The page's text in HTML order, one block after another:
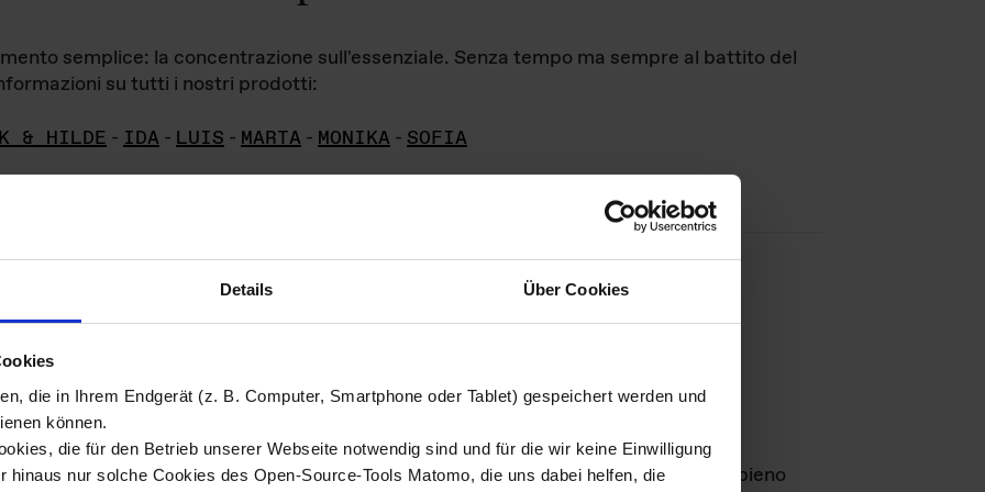
Details Über Cookies
die in Ihrem Endgerät (z. B. Computer, Smartphone oder Tablet) gespeichert werden und
können.
die für den Betrieb unserer Webseite notwendig sind und für die wir keine Einwilligung
hinaus nur solche Cookies des Open-Source-Tools Matomo, die uns dabei helfen, die
semplice: la concentrazione sull'essenziale. Senza tempo ma sempre al battito del
su tutti i nostri prodotti:
& HILDE - IDA - LUIS - MARTA - MONIKA - SOFIA
di immagini
materiale fotografico sono detenuti daDas ganze LebenGmbH e rimangono in pieno